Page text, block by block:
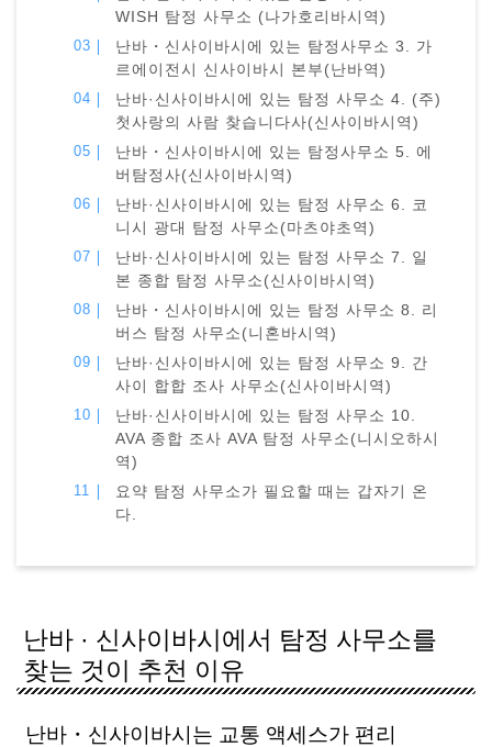
WISH 탐정 사무소 (나가호리바시역)
난바・신사이바시에 있는 탐정사무소 3. 가
르에이전시 신사이바시 본부(난바역)
난바·신사이바시에 있는 탐정 사무소 4. (주)
첫사랑의 사람 찾습니다사(신사이바시역)
난바・신사이바시에 있는 탐정사무소 5. 에
버탐정사(신사이바시역)
난바·신사이바시에 있는 탐정 사무소 6. 코
니시 광대 탐정 사무소(마츠야초역)
난바·신사이바시에 있는 탐정 사무소 7. 일
본 종합 탐정 사무소(신사이바시역)
난바・신사이바시에 있는 탐정 사무소 8. 리
버스 탐정 사무소(니혼바시역)
난바·신사이바시에 있는 탐정 사무소 9. 간
사이 합합 조사 사무소(신사이바시역)
난바·신사이바시에 있는 탐정 사무소 10.
AVA 종합 조사 AVA 탐정 사무소(니시오하시
역)
요약 탐정 사무소가 필요할 때는 갑자기 온
다.
난바 · 신사이바시에서 탐정 사무소를
찾는 것이 추천 이유
난바・신사이바시는 교통 액세스가 편리